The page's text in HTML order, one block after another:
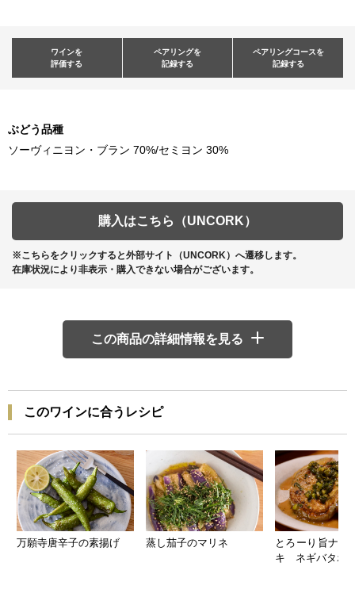
ワインを
評価する
ペアリングを
記録する
ペアリングコースを
記録する
ぶどう品種
ソーヴィニヨン・ブラン 70%/セミヨン 30%
購入はこちら（UNCORK）
※こちらをクリックすると外部サイト（UNCORK）へ遷移します。
在庫状況により非表示・購入できない場合がございます。
この商品の詳細情報を見る
このワインに合うレシピ
万願寺唐辛子の素揚げ 蒸し茄子のマリネ
とろーり旨ナス
キ ネギバタポ